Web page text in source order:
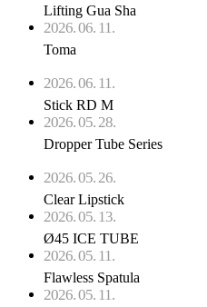
Lifting Gua Sha
2026. 06. 11.
Toma
2026. 06. 11.
Stick RD M
2026. 05. 28.
Dropper Tube Series
2026. 05. 26.
Clear Lipstick
2026. 05. 13.
Ø45 ICE TUBE
2026. 05. 11.
Flawless Spatula
2026. 05. 11.